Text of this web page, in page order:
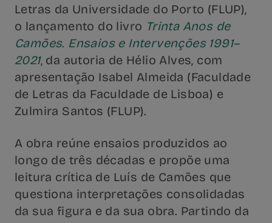
Letras da Universidade do Porto (FLUP),
o lançamento do livro Trinta Anos de
Camões. Ensaios e Intervenções 1991–
2021, da autoria de Hélio Alves, com
apresentação Isabel Almeida (Faculdade
de Letras da Faculdade de Lisboa) e
Zulmira Santos (FLUP).
A obra reúne ensaios produzidos ao
longo de três décadas e propõe uma
leitura crítica de Luís de Camões que
questiona interpretações consolidadas
da sua figura e da sua obra. Partindo da